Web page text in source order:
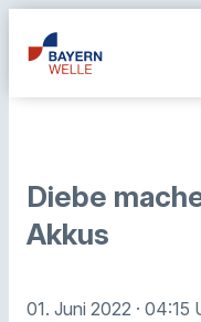
Diebe
Akkus
01. Juni 2022 · 04:15